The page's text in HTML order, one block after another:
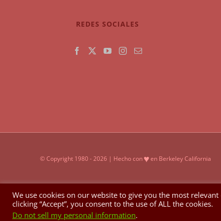
REDES SOCIALES
© Copyright 1980 -2026 | Hecho con♥en Berkeley California
We use cookies on our website to give you the most
clicking “Accept”, you consent to the use of ALL the cookies.
Do not sell my personal information.